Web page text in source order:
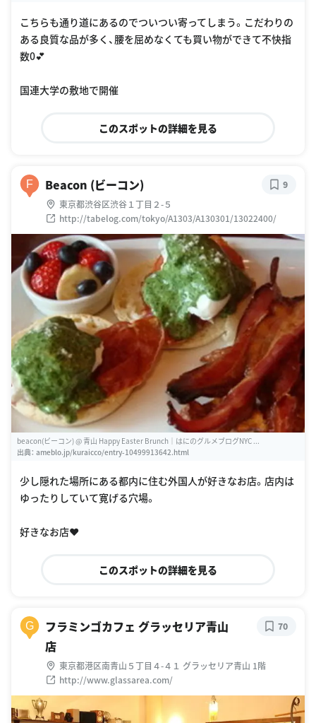
こちらも通り道にあるのでついつい寄ってしまう。こだわりの
ある良質な品が多く、腰を屈めなくても買い物ができて不快指
数0💕
国連大学の敷地で開催
このスポットの詳細を見る
F Beacon (ビーコン)
東京都渋谷区渋谷１丁目２-５
http://tabelog.com/tokyo/A1303/A130301/13022400/
9
beacon(ビーコン) @ 青山 Happy Easter Brunch｜はにのグルメブログNYC ...
出典： ameblo.jp/kuraicco/entry-10499913642.html
少し隠れた場所にある都内に住む外国人が好きなお店。店内は
ゆったりしていて寛げる穴場。
好きなお店❤️
このスポットの詳細を見る
G
フラミンゴカフェ グラッセリア青山
店
東京都港区南青山５丁目４-４１ グラッセリア青山 1階
http://www.glassarea.com/
70